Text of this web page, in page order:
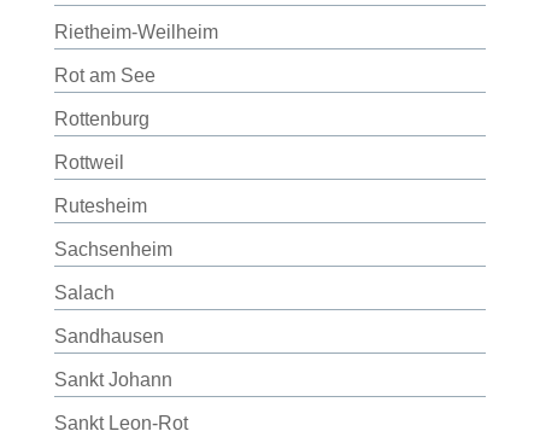
Rietheim-Weilheim
Rot am See
Rottenburg
Rottweil
Rutesheim
Sachsenheim
Salach
Sandhausen
Sankt Johann
Sankt Leon-Rot